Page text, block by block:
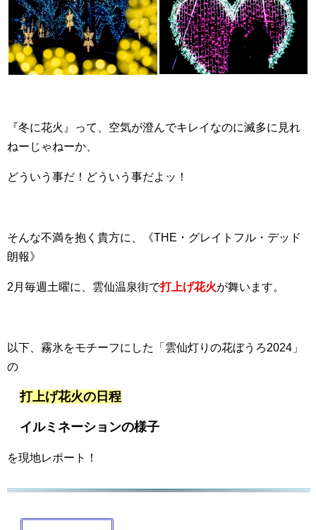
『冬に花火』って、空気が澄んでキレイなのに滅多に見れ
ねーじゃねーか、
どういう事だ！どういう事だよッ！
そんな不満を抱く貴方に、《THE・グレイトフル・デッド
朗報》
2月毎週土曜に、雲仙温泉街で打上げ花火が舞います。
以下、霧氷をモチーフにした「雲仙灯りの花ぼうろ2024」
の
打上げ花火の日程
イルミネーションの様子
を現地レポート！